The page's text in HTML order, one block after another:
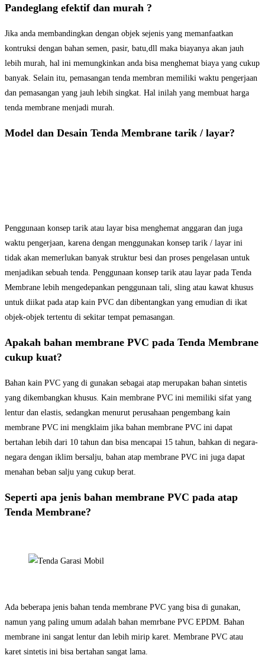
Pandeglang efektif dan murah ?
Jika anda membandingkan dengan objek sejenis yang memanfaatkan
kontruksi dengan bahan semen, pasir, batu,dll maka biayanya akan jauh
lebih murah, hal ini memungkinkan anda bisa menghemat biaya yang cukup
banyak. Selain itu, pemasangan tenda membran memiliki waktu pengerjaan
dan pemasangan yang jauh lebih singkat. Hal inilah yang membuat harga
tenda membrane menjadi murah.
Model dan Desain Tenda Membrane tarik / layar?
Penggunaan konsep tarik atau layar bisa menghemat anggaran dan juga
waktu pengerjaan, karena dengan menggunakan konsep tarik / layar ini
tidak akan memerlukan banyak struktur besi dan proses pengelasan untuk
menjadikan sebuah tenda. Penggunaan konsep tarik atau layar pada Tenda
Membrane lebih mengedepankan penggunaan tali, sling atau kawat khusus
untuk diikat pada atap kain PVC dan dibentangkan yang emudian di ikat
objek-objek tertentu di sekitar tempat pemasangan.
Apakah bahan membrane PVC pada Tenda Membrane
cukup kuat?
Bahan kain PVC yang di gunakan sebagai atap merupakan bahan sintetis
yang dikembangkan khusus. Kain membrane PVC ini memiliki sifat yang
lentur dan elastis, sedangkan menurut perusahaan pengembang kain
membrane PVC ini mengklaim jika bahan membrane PVC ini dapat
bertahan lebih dari 10 tahun dan bisa mencapai 15 tahun, bahkan di negara-
negara dengan iklim bersalju, bahan atap membrane PVC ini juga dapat
menahan beban salju yang cukup berat.
Seperti apa jenis bahan membrane PVC pada atap
Tenda Membrane?
Ada beberapa jenis bahan tenda membrane PVC yang bisa di gunakan,
namun yang paling umum adalah bahan memrbane PVC EPDM. Bahan
membrane ini sangat lentur dan lebih mirip karet. Membrane PVC atau
karet sintetis ini bisa bertahan sangat lama.